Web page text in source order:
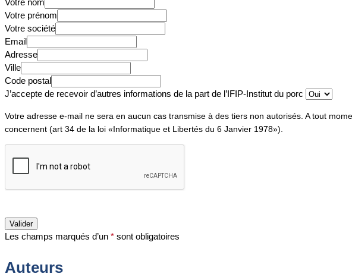
Votre nom
Votre prénom
Votre société
Email
Adresse
Ville
Code postal
J’accepte de recevoir d’autres informations de la part de l’IFIP-Institut du porc
Votre adresse e-mail ne sera en aucun cas transmise à des tiers non autorisés. A tout
concernent (art 34 de la loi «Informatique et Libertés du 6 Janvier 1978»).
Valider
Les champs marqués d’un * sont obligatoires
Auteurs